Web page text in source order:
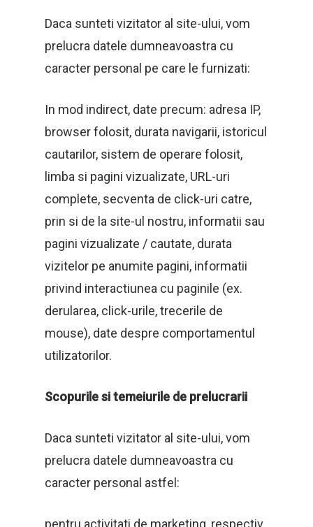
Daca sunteti vizitator al site-ului, vom
prelucra datele dumneavoastra cu
caracter personal pe care le furnizati:
In mod indirect, date precum: adresa IP,
browser folosit, durata navigarii, istoricul
cautarilor, sistem de operare folosit,
limba si pagini vizualizate, URL-uri
complete, secventa de click-uri catre,
prin si de la site-ul nostru, informatii sau
pagini vizualizate / cautate, durata
vizitelor pe anumite pagini, informatii
privind interactiunea cu paginile (ex.
derularea, click-urile, trecerile de
mouse), date despre comportamentul
utilizatorilor.
Scopurile si temeiurile de prelucrarii
Daca sunteti vizitator al site-ului, vom
prelucra datele dumneavoastra cu
caracter personal astfel:
pentru activitati de marketing, respectiv